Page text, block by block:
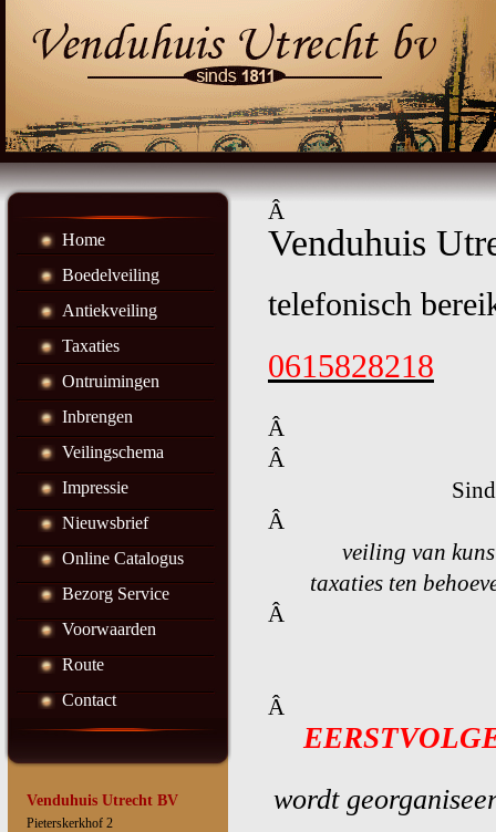
Home
Boedelveiling
Antiekveiling
Taxaties
Ontruimingen
Inbrengen
Veilingschema
Impressie
Nieuwsbrief
Online Catalogus
Bezorg Service
Voorwaarden
Route
Contact
Venduhuis Utrecht BV
Pieterskerkhof 2
Â
Venduhuis
telefonisch
0615828218
Â
Â
Â
veiling van
taxaties ten
Â
Â
wordt